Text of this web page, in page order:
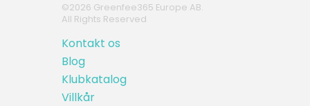
©2026 Greenfee365 Europe AB.
All Rights Reserved
Kontakt os
Blog
Klubkatalog
Villkår